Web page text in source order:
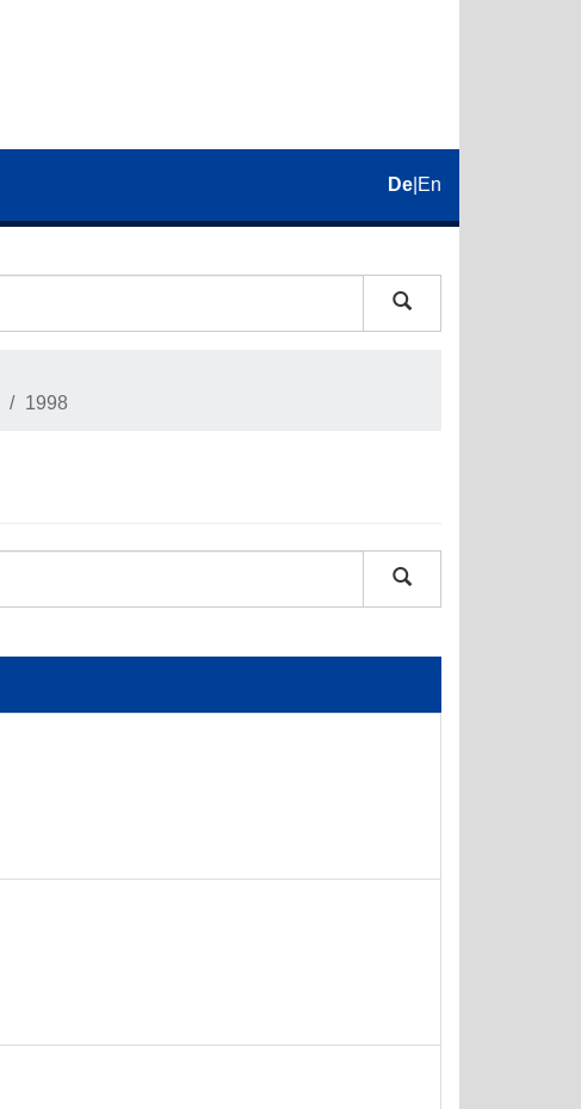
De En
1998